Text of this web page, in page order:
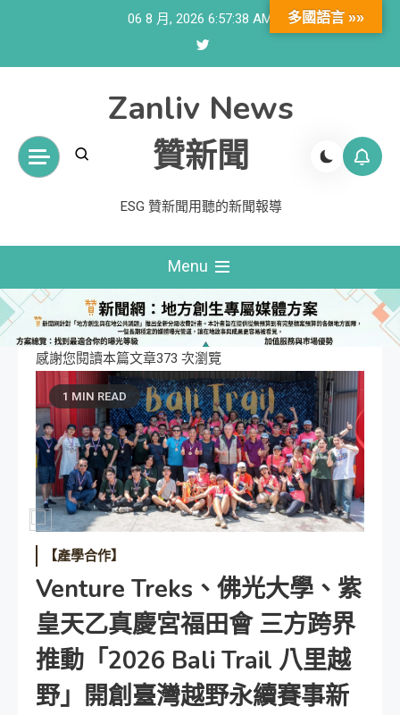
06 8 月, 2026 6:57:39 AM
Zanliv News
贊新聞
ESG 贊新聞用聽的新聞報導
Menu
感謝您閱讀本篇文章373 次瀏覽
1 MIN READ
【產學合作】
Venture Treks、佛光大學、紫
皇天乙真慶宮福田會 三方跨界
推動「2026 Bali Trail 八里越
野」開創臺灣越野永續賽事新
多國語言 »»